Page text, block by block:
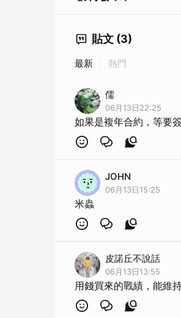
貼文 (3)
最新 熱門
儒
06月13日22:25
如果是複年合約，等要
JOHN
06月13日15:25
米蟲
皮諾丘不說話
06月13日13:55
用錢買來的戰績，能維